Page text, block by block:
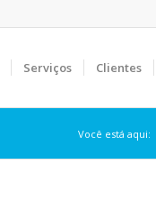
Serviços Clientes
Você está aqui: